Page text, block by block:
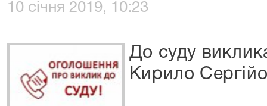
10 січня 2019, 10:23
До суду
Кирило